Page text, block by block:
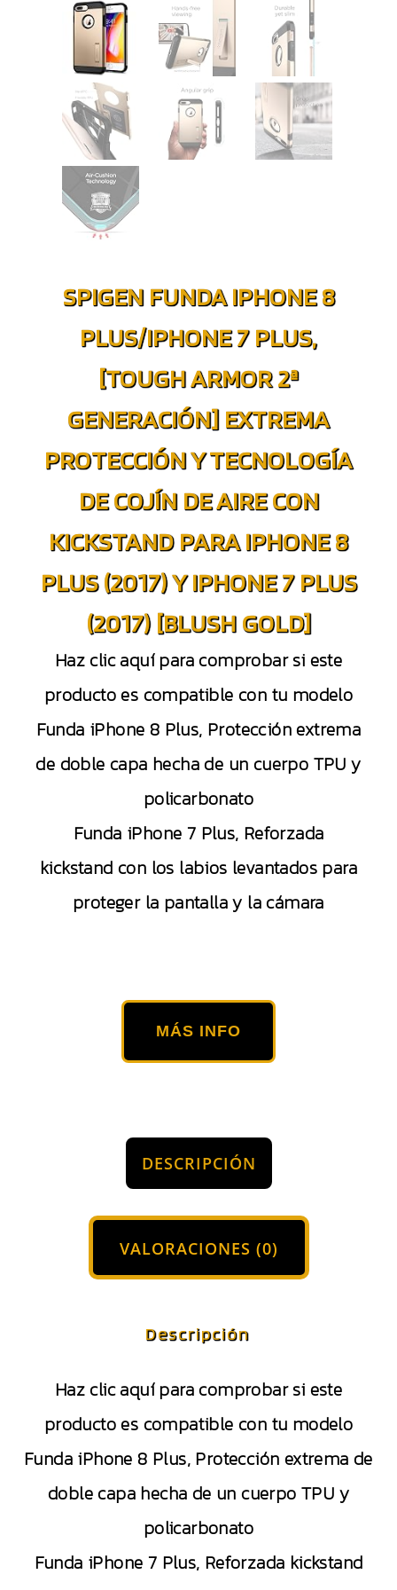
SPIGEN FUNDA IPHONE 8
PLUS/IPHONE 7 PLUS,
[TOUGH ARMOR 2ª
GENERACIÓN] EXTREMA
PROTECCIÓN Y TECNOLOGÍA
DE COJÍN DE AIRE CON
KICKSTAND PARA IPHONE 8
PLUS (2017) Y IPHONE 7 PLUS
(2017) [BLUSH GOLD]
Haz clic aquí para comprobar si este
producto es compatible con tu modelo
Funda iPhone 8 Plus, Protección extrema
de doble capa hecha de un cuerpo TPU y
policarbonato
Funda iPhone 7 Plus, Reforzada
kickstand con los labios levantados para
proteger la pantalla y la cámara
MÁS INFO
DESCRIPCIÓN
VALORACIONES (0)
Descripción
Haz clic aquí para comprobar si este
producto es compatible con tu modelo
Funda iPhone 8 Plus, Protección extrema de
doble capa hecha de un cuerpo TPU y
policarbonato
Funda iPhone 7 Plus, Reforzada kickstand